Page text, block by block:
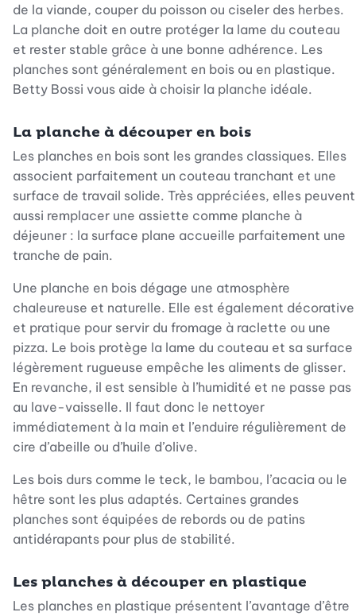
de la viande, couper du poisson ou ciseler des herbes.
La planche doit en outre protéger la lame du couteau
et rester stable grâce à une bonne adhérence. Les
planches sont généralement en bois ou en plastique.
Betty Bossi vous aide à choisir la planche idéale.
La planche à découper en bois
Les planches en bois sont les grandes classiques. Elles
associent parfaitement un couteau tranchant et une
surface de travail solide. Très appréciées, elles peuvent
aussi remplacer une assiette comme planche à
déjeuner : la surface plane accueille parfaitement une
tranche de pain.
Une planche en bois dégage une atmosphère
chaleureuse et naturelle. Elle est également décorative
et pratique pour servir du fromage à raclette ou une
pizza. Le bois protège la lame du couteau et sa surface
légèrement rugueuse empêche les aliments de glisser.
En revanche, il est sensible à l’humidité et ne passe pas
au lave-vaisselle. Il faut donc le nettoyer
immédiatement à la main et l’enduire régulièrement de
cire d’abeille ou d’huile d’olive.
Les bois durs comme le teck, le bambou, l’acacia ou le
hêtre sont les plus adaptés. Certaines grandes
planches sont équipées de rebords ou de patins
antidérapants pour plus de stabilité.
Les planches à découper en plastique
Les planches en plastique présentent l’avantage d’être